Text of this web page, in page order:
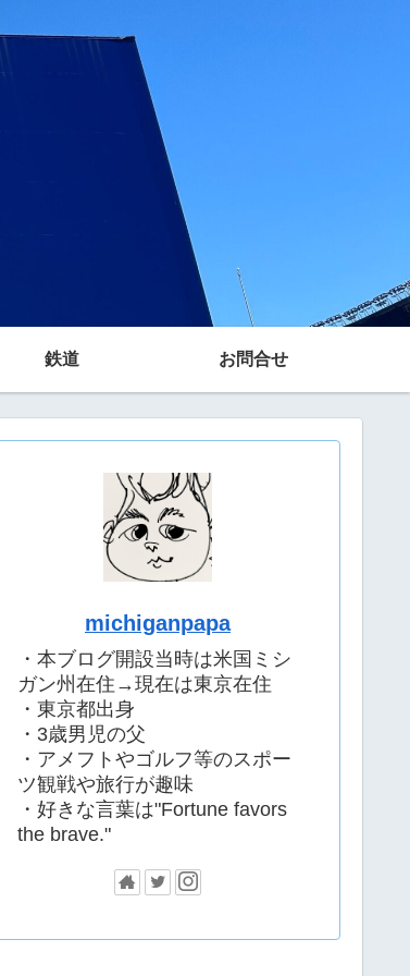
鉄道 お問合せ
michiganpapa
・本ブログ開設当時は米国ミシ
ガン州在住→現在は東京在住
・東京都出身
・3歳男児の父
・アメフトやゴルフ等のスポー
ツ観戦や旅行が趣味
・好きな言葉は"Fortune favors
the brave."